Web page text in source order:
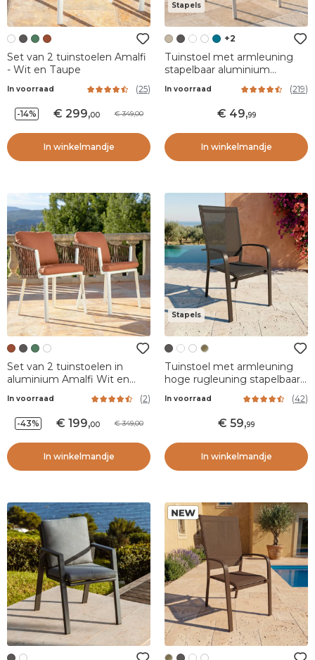
Set van 2 tuinstoelen Amalfi
- Wit en Taupe
In voorraad (25)
-14% 299,00 349,00
In winkelmandje
Stapels
+2
Tuinstoel met armleuning
stapelbaar aluminium
In voorraad (219)
49,99
In winkelmandje
Set van 2 tuinstoelen in
aluminium Amalfi Wit en
In voorraad (2)
-43% 199,00 349,00
In winkelmandje
Stapels
Tuinstoel met armleuning
hoge rugleuning stapelbaar
Antraciet
In voorraad (42)
59,99
In winkelmandje